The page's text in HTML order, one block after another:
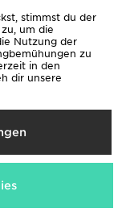
stimmst du der
um die
Nutzung der
zu
in den
dir unsere